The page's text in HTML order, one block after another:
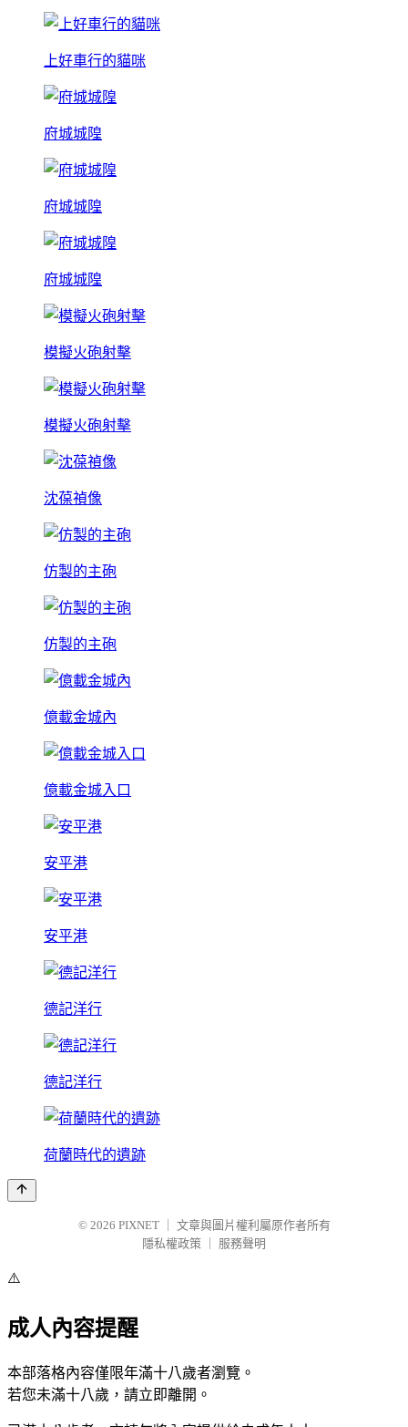
上好車行的貓咪
府城城隍
府城城隍
府城城隍
模擬火砲射擊
模擬火砲射擊
沈葆禎像
仿製的主砲
仿製的主砲
億載金城內
億載金城入口
安平港
安平港
德記洋行
德記洋行
荷蘭時代的遺跡
© 2026 PIXNET
文章與圖片權利屬原作者所有
隱私權政策
服務聲明
⚠️
成人內容提醒
本部落格內容僅限年滿十八歲者瀏覽。
若您未滿十八歲，請立即離開。